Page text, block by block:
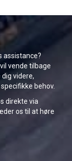
assistance?
vende tilbage
videre,
behov.
direkte via
os til at høre